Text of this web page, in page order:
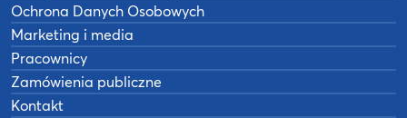
Ochrona Danych Osobowych
Marketing i media
Pracownicy
Zamówienia publiczne
Kontakt